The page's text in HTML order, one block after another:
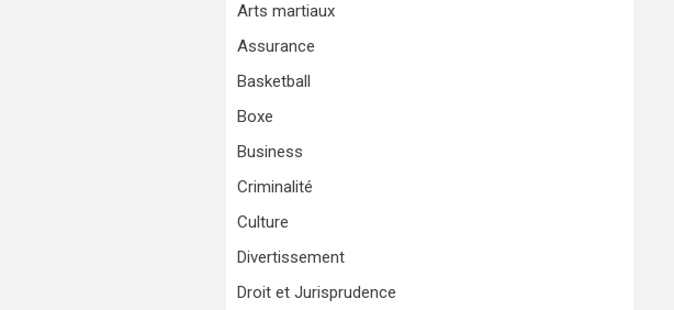
Arts martiaux
Assurance
Basketball
Boxe
Business
Criminalité
Culture
Divertissement
Droit et Jurisprudence